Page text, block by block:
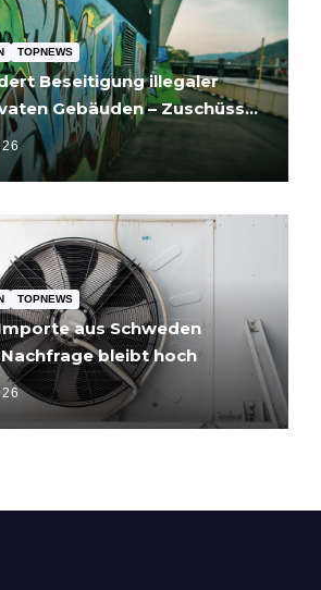
TOPNEWS
Beseitigung illegaler
Gebäuden – Zuschüsse
TOPNEWS
aus Schweden
bleibt hoch